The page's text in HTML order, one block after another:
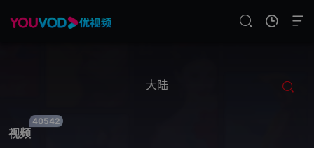
视频
40542